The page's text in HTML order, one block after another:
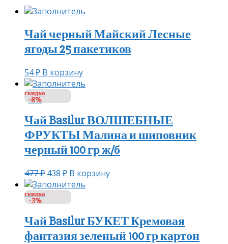
Чай черный Майский Лесные
ягоды 25 пакетиков
54₽ В корзину
скидка
-8%
Чай Basilur ВОЛШЕБНЫЕ
ФРУКТЫ Малина и шиповник
черный 100 гр ж/б
477₽ 438 ₽ В корзину
скидка
-3%
Чай Basilur БУКЕТ Кремовая
фантазия зеленый 100 гр картон